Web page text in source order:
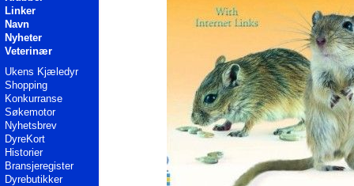
Linker
Navn
Nyheter
Veterinær
Ukens Kjæledyr
Shopping
Konkurranse
Søkemotor
Nyhetsbrev
DyreKort
Historier
Bransjeregister
Dyrebutikker